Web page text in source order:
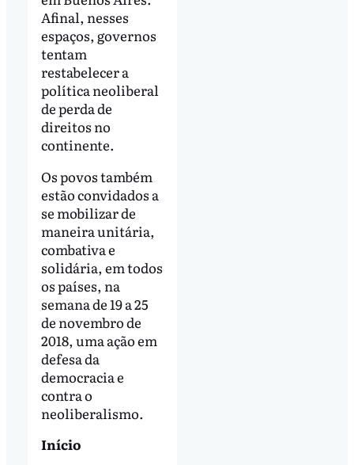
Afinal, nesses
espaços, governos
tentam
restabelecer a
política neoliberal
de perda de
direitos no
continente.
Os povos também
estão convidados a
se mobilizar de
maneira unitária,
combativa e
solidária, em todos
os países, na
semana de 19 a 25
de novembro de
2018, uma ação em
defesa da
democracia e
contra o
neoliberalismo.
Início